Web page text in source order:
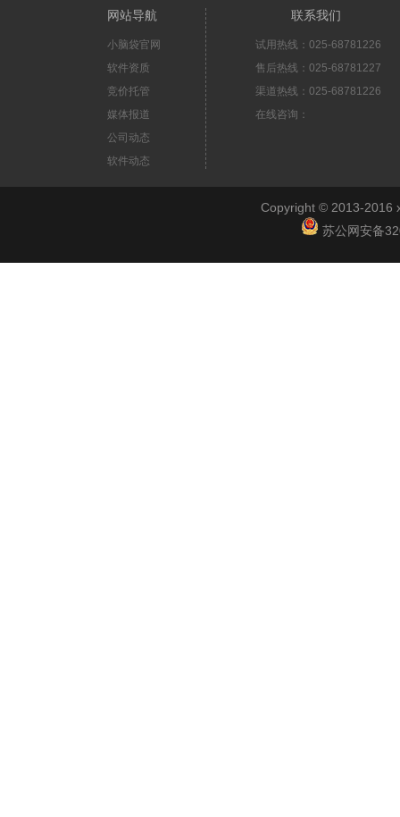
网站导航
小脑袋官网
软件资质
竞价托管
媒体报道
公司动态
软件动态
联系我们
试用热线：025-68781226
售后热线：025-68781227
渠道热线：025-68781226
在线咨询：
Copyright © 2013-2016
苏公网安备